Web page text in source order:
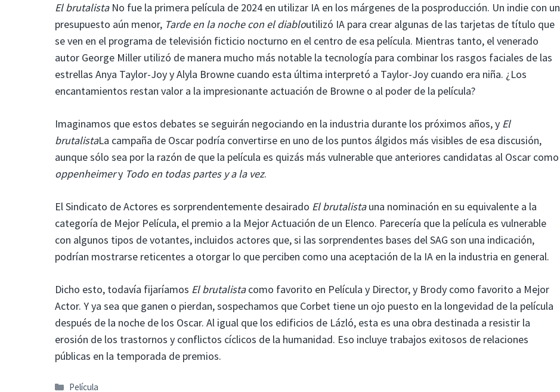
El brutalista No fue la primera película de 2024 en utilizar IA en los márgenes de la posproducción. Un indie con un
presupuesto aún menor, Tarde en la noche con el diabloutilizó IA para crear algunas de las tarjetas de título que
se ven en el programa de televisión ficticio nocturno en el centro de esa película. Mientras tanto, el venerado
autor George Miller utilizó de manera mucho más notable la tecnología para combinar los rasgos faciales de las
estrellas Anya Taylor-Joy y Alyla Browne cuando esta última interpretó a Taylor-Joy cuando era niña. ¿Los
encantamientos restan valor a la impresionante actuación de Browne o al poder de la película?
Imaginamos que estos debates se seguirán negociando en la industria durante los próximos años, y El
brutalistaLa campaña de Oscar podría convertirse en uno de los puntos álgidos más visibles de esa discusión,
aunque sólo sea por la razón de que la película es quizás más vulnerable que anteriores candidatas al Oscar como
oppenheimery Todo en todas partes y a la vez.
El Sindicato de Actores es sorprendentemente desairado El brutalistauna nominación en su equivalente a la
categoría de Mejor Película, el premio a la Mejor Actuación de un Elenco. Parecería que la película es vulnerable
con algunos tipos de votantes, incluidos actores que, si las sorprendentes bases del SAG son una indicación,
podrían mostrarse reticentes a otorgar lo que perciben como una aceptación de la IA en la industria en general.
Dicho esto, todavía fijaríamos El brutalistacomo favorito en Película y Director, y Brody como favorito a Mejor
Actor. Y ya sea que ganen o pierdan, sospechamos que Corbet tiene un ojo puesto en la longevidad de la película
después de la noche de los Oscar. Al igual que los edificios de Lázló, esta es una obra destinada a resistir la
erosión de los trastornos y conflictos cíclicos de la humanidad. Eso incluye trabajos exitosos de relaciones
públicas en la temporada de premios.
Categorías
Película